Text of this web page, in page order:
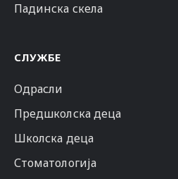
Падинска скела
СЛУЖБЕ
Одрасли
Предшколска деца
Школска деца
Стоматологија